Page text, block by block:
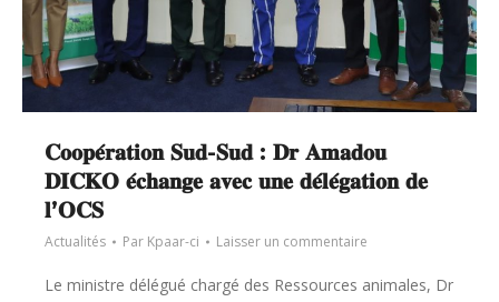
𝐂𝐨𝐨𝐩𝐞́𝐫𝐚𝐭𝐢𝐨𝐧 𝐒𝐮𝐝-𝐒𝐮𝐝 : 𝐃𝐫 𝐀𝐦𝐚𝐝𝐨𝐮
𝐃𝐈𝐂𝐊𝐎 𝐞́𝐜𝐡𝐚𝐧𝐠𝐞 𝐚𝐯𝐞𝐜 𝐮𝐧𝐞 𝐝𝐞́𝐥𝐞́𝐠𝐚𝐭𝐢𝐨𝐧 𝐝𝐞
𝐥’𝐎𝐂𝐒
Actualités Par Kpaar-ci Laisser un commentaire
Le ministre délégué chargé des Ressources animales, Dr